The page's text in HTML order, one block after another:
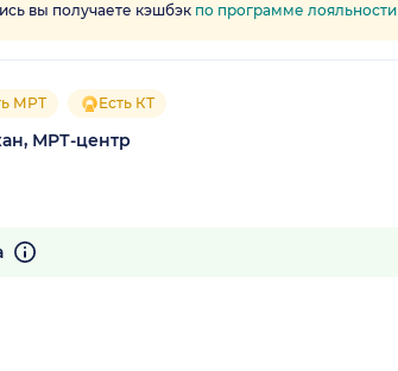
вы получаете кэшбэк по программе лояльности
МРТ Есть КТ
МРТ-центр